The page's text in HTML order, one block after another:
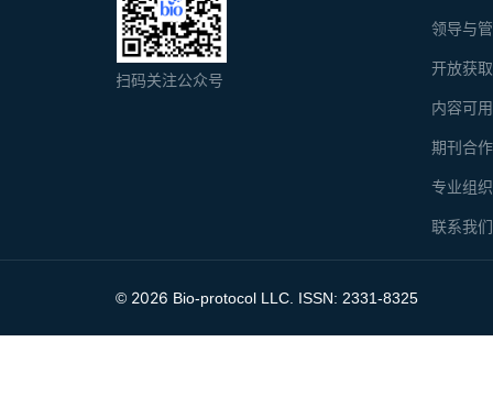
领导与
开放获
内容可
期刊合
专业组
联系我们
扫码关注公众号
© 2026 Bio-protocol LLC. ISSN: 2331-8325